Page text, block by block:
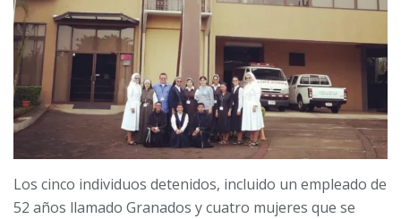
Los cinco individuos detenidos, incluido un empleado de
52 años llamado Granados y cuatro mujeres que se